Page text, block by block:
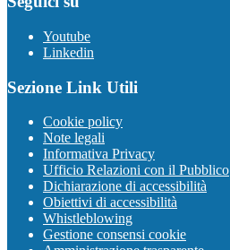
Youtube
Linkedin
Sezione Link Utili
Cookie policy
Note legali
Informativa Privacy
Ufficio Relazioni con il Pubblico
Dichiarazione di accessibilità
Obiettivi di accessibilità
Whistleblowing
Gestione consensi cookie